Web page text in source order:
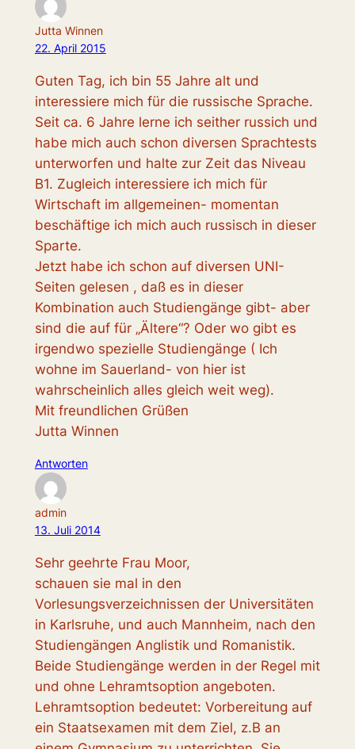
Jutta Winnen
22. April 2015
Guten Tag, ich bin 55 Jahre alt und
interessiere mich für die russische Sprache.
Seit ca. 6 Jahre lerne ich seither russich und
habe mich auch schon diversen Sprachtests
unterworfen und halte zur Zeit das Niveau
B1. Zugleich interessiere ich mich für
Wirtschaft im allgemeinen- momentan
beschäftige ich mich auch russisch in dieser
Sparte.
Jetzt habe ich schon auf diversen UNI-
Seiten gelesen , daß es in dieser
Kombination auch Studiengänge gibt- aber
sind die auf für „Ältere“? Oder wo gibt es
irgendwo spezielle Studiengänge ( Ich
wohne im Sauerland- von hier ist
wahrscheinlich alles gleich weit weg).
Mit freundlichen Grüßen
Jutta Winnen
Antworten
admin
13. Juli 2014
Sehr geehrte Frau Moor,
schauen sie mal in den
Vorlesungsverzeichnissen der Universitäten
in Karlsruhe, und auch Mannheim, nach den
Studiengängen Anglistik und Romanistik.
Beide Studiengänge werden in der Regel mit
und ohne Lehramtsoption angeboten.
Lehramtsoption bedeutet: Vorbereitung auf
ein Staatsexamen mit dem Ziel, z.B an